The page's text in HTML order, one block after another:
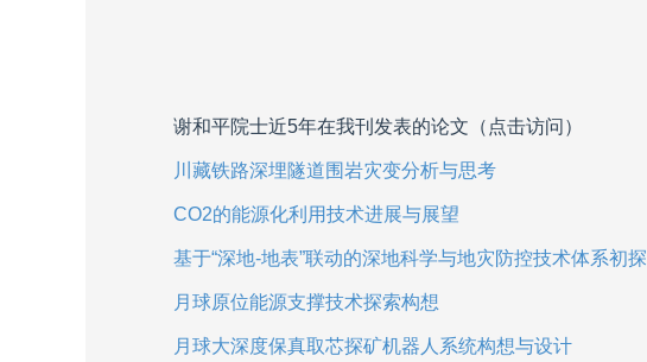
谢和平院士近5年在我刊发表的论文（点击访问）
川藏铁路深埋隧道围岩灾变分析与思考
CO2的能源化利用技术进展与展望
基于“深地-地表”联动的深地科学与地灾防控技术体系初探
月球原位能源支撑技术探索构想
月球大深度保真取芯探矿机器人系统构想与设计